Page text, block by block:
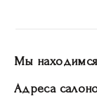
Мы находимся
Адреса